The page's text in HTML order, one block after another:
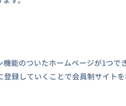
能のついたホームページが1つで
録していくことで会員制サイトを